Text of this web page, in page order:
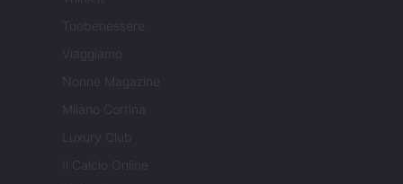
Tuobenessere
Viaggiamo
Nonne Magazine
Milano Cortina
Luxury Club
Il Calcio Online